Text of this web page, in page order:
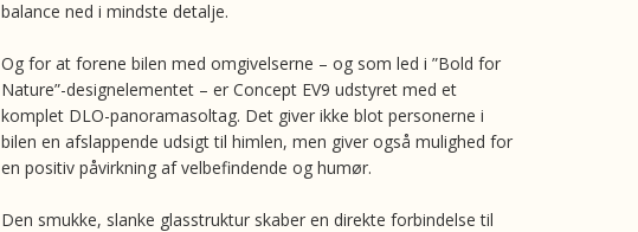
balance ned i mindste detalje.
Og for at forene bilen med omgivelserne – og som led i ”Bold for
Nature”-designelementet – er Concept EV9 udstyret med et
komplet DLO-panoramasoltag. Det giver ikke blot personerne i
bilen en afslappende udsigt til himlen, men giver også mulighed for
en positiv påvirkning af velbefindende og humør.
Den smukke, slanke glasstruktur skaber en direkte forbindelse til